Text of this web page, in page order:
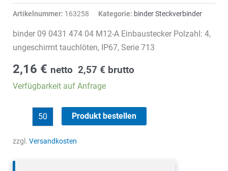
Artikelnummer: 163258 Kategorie: binder Steckverbinder
binder 09 0431 474 04 M12-A Einbaustecker Polzahl: 4,
ungeschirmt tauchlöten, IP67, Serie 713
2,16 € netto 2,57 € brutto
Verfügbarkeit auf Anfrage
0431
Produkt bestellen
zzgl. Versandkosten